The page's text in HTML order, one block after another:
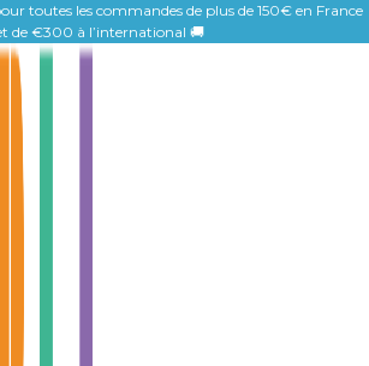
toutes les commandes de plus de 150€ en France
de€300 à l’international 🚚